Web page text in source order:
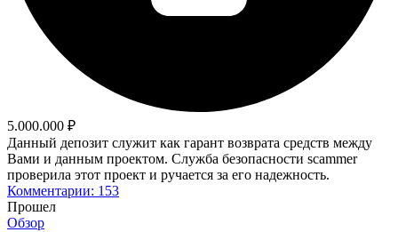
5.000.000 ₽
Данный депозит служит как гарант возврата средств между
Вами и данным проектом. Служба безопасности scammer
проверила этот проект и ручается за его надежность.
Комментарии: 153
Прошел
Обзор